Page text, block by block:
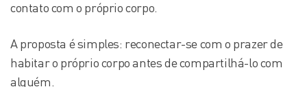
contato com o próprio corpo.
A proposta é simples: reconectar-se com o prazer de
habitar o próprio corpo antes de compartilhá-lo com
alguém.